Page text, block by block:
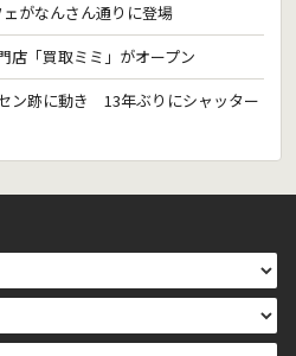
がなんさん通りに登場
店「買取ミミ」がオープン
ン跡に動き 13年ぶりにシャッター